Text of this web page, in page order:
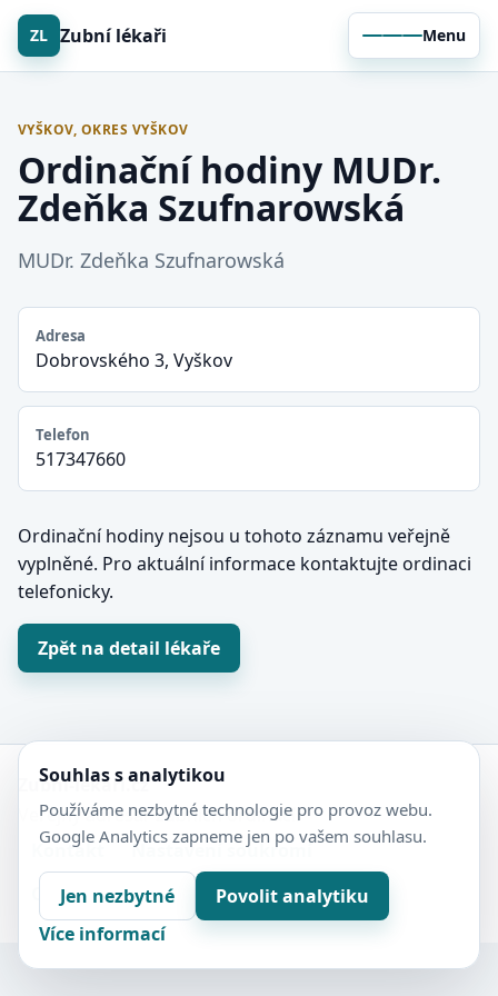
ZL Zubní lékaři Menu
VYŠKOV, OKRES VYŠKOV
Ordinační hodiny MUDr.
Zdeňka Szufnarowská
MUDr. Zdeňka Szufnarowská
Adresa
Dobrovského 3, Vyškov
Telefon
517347660
Ordinační hodiny nejsou u tohoto záznamu veřejně
vyplněné. Pro aktuální informace kontaktujte ordinaci
telefonicky.
Zpět na detail lékaře
Zubní-lékaři.cz
Veřejný adresář zubních ordinací.
Kontakt
Nastavení soukromí
Ochrana soukromí
Sitemap
Souhlas s analytikou
Používáme nezbytné technologie pro provoz webu.
Google Analytics zapneme jen po vašem souhlasu.
Jen nezbytné
Povolit analytiku
Více informací